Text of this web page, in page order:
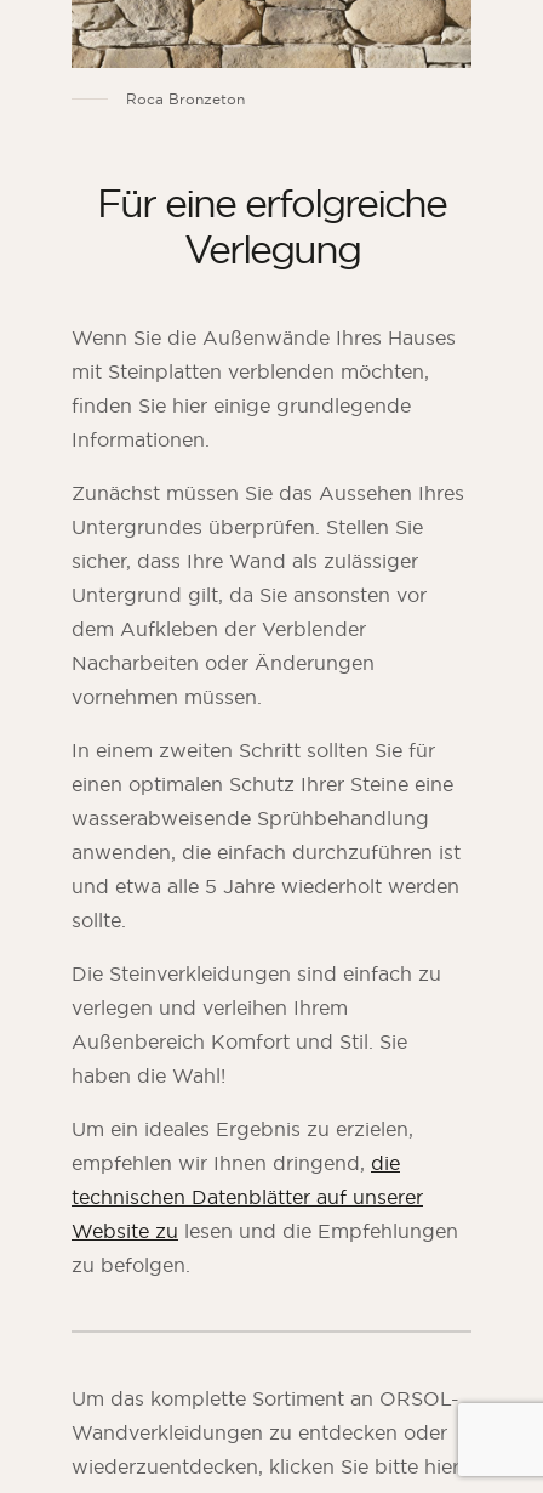
Roca Bronzeton
Für eine erfolgreiche
Verlegung
Wenn Sie die Außenwände Ihres Hauses
mit Steinplatten verblenden möchten,
finden Sie hier einige grundlegende
Informationen.
Zunächst müssen Sie das Aussehen Ihres
Untergrundes überprüfen. Stellen Sie
sicher, dass Ihre Wand als zulässiger
Untergrund gilt, da Sie ansonsten vor
dem Aufkleben der Verblender
Nacharbeiten oder Änderungen
vornehmen müssen.
In einem zweiten Schritt sollten Sie für
einen optimalen Schutz Ihrer Steine eine
wasserabweisende Sprühbehandlung
anwenden, die einfach durchzuführen ist
und etwa alle 5 Jahre wiederholt werden
sollte.
Die Steinverkleidungen sind einfach zu
verlegen und verleihen Ihrem
Außenbereich Komfort und Stil. Sie
haben die Wahl!
Um ein ideales Ergebnis zu erzielen,
empfehlen wir Ihnen dringend, die
technischen Datenblätter auf unserer
Website zu lesen und die Empfehlungen
zu befolgen.
Um das komplette Sortiment an ORSOL-
Wandverkleidungen zu entdecken oder
wiederzuentdecken, klicken Sie bitte hier!